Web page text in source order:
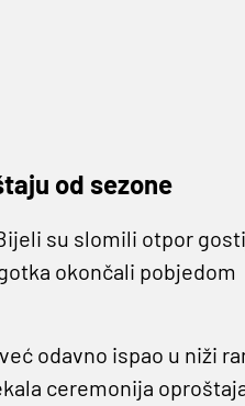
od sezone
su slomili otpor
okončali pobjedom
odavno ispao u niži
ceremonija